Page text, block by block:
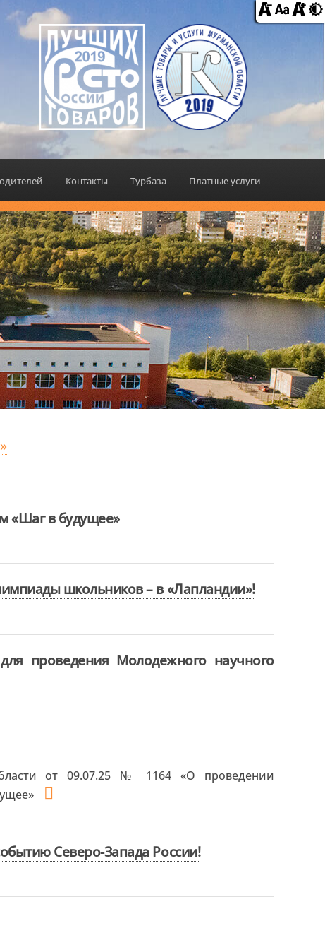
Контакты Турбаза Платные услуги
«Шаг в будущее»
школьников – в «Лапландии»!
проведения Молодежного научного
от 09.07.25 № 1164 «О проведении
Северо-Запада России!